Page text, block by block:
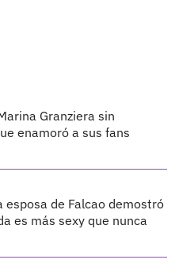
Granziera sin
enamoró a sus fans
esposa de Falcao demostró
es más sexy que nunca